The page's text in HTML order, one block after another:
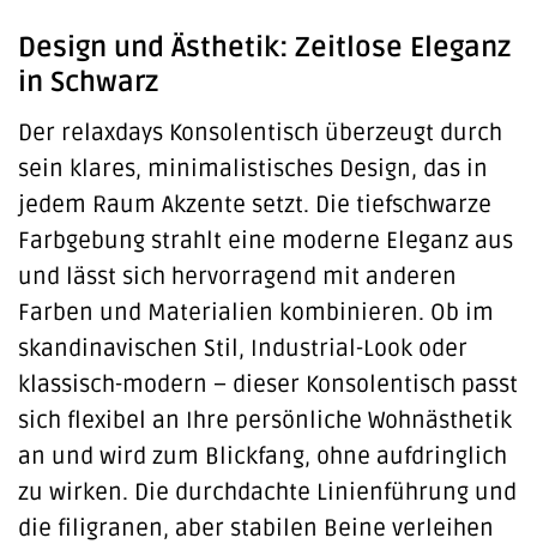
Design und Ästhetik: Zeitlose Eleganz
in Schwarz
Der relaxdays Konsolentisch überzeugt durch
sein klares, minimalistisches Design, das in
jedem Raum Akzente setzt. Die tiefschwarze
Farbgebung strahlt eine moderne Eleganz aus
und lässt sich hervorragend mit anderen
Farben und Materialien kombinieren. Ob im
skandinavischen Stil, Industrial-Look oder
klassisch-modern – dieser Konsolentisch passt
sich flexibel an Ihre persönliche Wohnästhetik
an und wird zum Blickfang, ohne aufdringlich
zu wirken. Die durchdachte Linienführung und
die filigranen, aber stabilen Beine verleihen